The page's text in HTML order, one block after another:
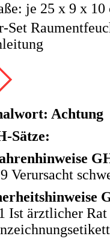
je 25 x 9 x
Set
Achtung
Sätze:
Verursacht
Ist ärztlicher